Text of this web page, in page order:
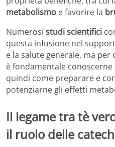
metabolismo e favorire la
Numerosi studi scientifici
questa infusione nel
e la salute generale, ma
è fondamentale
quindi come preparare e
potenziarne gli effetti
Il legame tra tè
il ruolo delle